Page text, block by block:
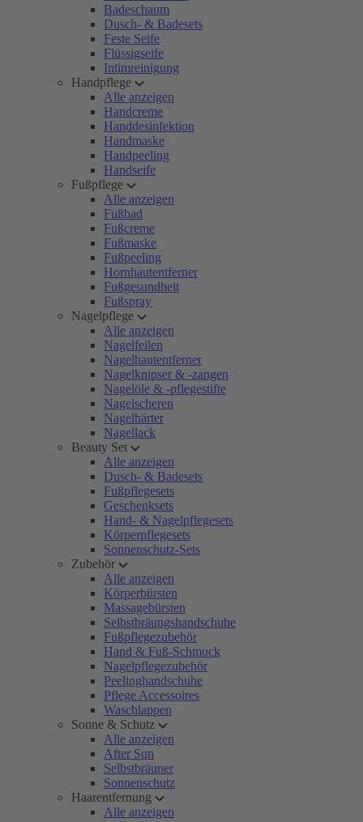
Badeschaum
Dusch- & Badesets
Feste Seife
Flüssigseife
Intimreinigung
Handpflege
Alle anzeigen
Handcreme
Handdesinfektion
Handmaske
Handpeeling
Handseife
Fußpflege
Alle anzeigen
Fußbad
Fußcreme
Fußmaske
Fußpeeling
Hornhautentferner
Fußgesundheit
Fußspray
Nagelpflege
Alle anzeigen
Nagelfeilen
Nagelhautentferner
Nagelknipser & -zangen
Nagelöle & -pflegestifte
Nagelscheren
Nagelhärter
Nagellack
Beauty Set
Alle anzeigen
Dusch- & Badesets
Fußpflegesets
Geschenksets
Hand- & Nagelpflegesets
Körperpflegesets
Sonnenschutz-Sets
Zubehör
Alle anzeigen
Körperbürsten
Massagebürsten
Selbstbräungshandschuhe
Fußpflegezubehör
Hand & Fuß-Schmuck
Nagelpflegezubehör
Peelinghandschuhe
Pflege Accessoires
Waschlappen
Sonne & Schutz
Alle anzeigen
After Sun
Selbstbräuner
Sonnenschutz
Haarentfernung
Alle anzeigen